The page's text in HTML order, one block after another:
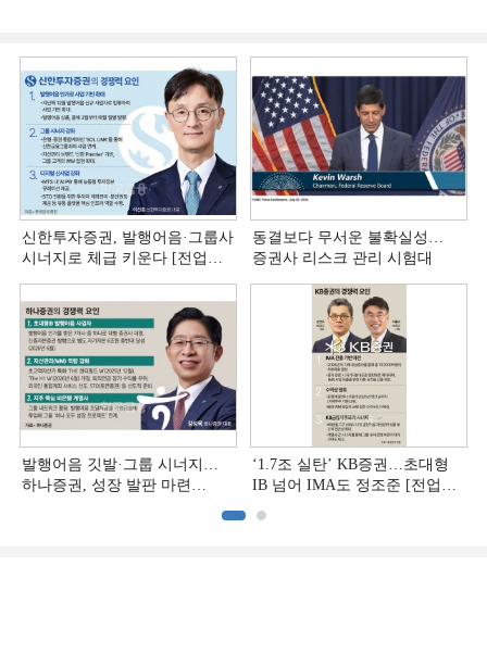
신한투자증권, 발행어음·그룹사
시너지로 체급 키운다 [전업계
동결보다 무서운 불확실성…
증권사 리스크 관리 시험대
발행어음 깃발·그룹 시너지…
하나증권, 성장 발판 마련
‘1.7조 실탄’ KB증권…초대형
IB 넘어 IMA도 정조준 [전업계